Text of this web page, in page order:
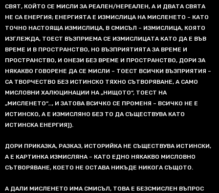
СВЯТ, КОЙТО СЕ МИСЛИ ЗА РЕАЛЕН/НЕРЕАЛЕН, А И ДВАТА СВЯТА
НЕ СА ЕНЕРГИЯ; ЕНЕРГИЯТА Е ИЗМИСЛИЦА НА МИСЛЕНЕТО – КАТО
ТОЧНО НАСТОЯЩА ИЗМИСЛИЦА, В СМИСЪЛ – ИЗМИСЛИЦА, КОЯТО
ИЗГЛЕЖДА, ТОЕСТ ВЪЗПРИЕМА СЕ ИЗМИСЛИЦАТА КАТО ДА Е ВЪВ
ВРЕМЕ И В ПРОСТРАНСТВО, НО ВЪЗПРИЯТИЯТА ЗА ВРЕМЕ И
ПРОСТРАНСТВО, И ОНЕЗИ БЕЗ ВРЕМЕ И ПРОСТРАНСТВО, ДОРИ ЗА
НЯКАКВО ГОВОРЕНЕ ДА СЕ МИСЛИ – ТОЕСТ ВСИЧКИ ВЪЗПРИЯТИЯ –
СА ТВОРЧЕСТВО БЕЗ ИСТИНСКО ТЯХНО СЪТВОРЯВАНЕ, А САМО
МИСЛОВНИ ХАЛЮЦИНАЦИИ НА „НИЩОТО“, ТОЕСТ НА
„МИСЛЕНЕТО“…, И ЗАТОВА ВСИЧКО СЕ ПРОМЕНЯ – ВСИЧКО НЕ Е
ИСТИНСКО, А Е ИЗМИСЛЯНО БЕЗ ТО ДА СЪЩЕСТВУВА КАТО
ИСТИНСКА ЕНЕРГИЯ]).
ДОРИ ПРИКАЗКА, РАЗКАЗ, ИСТОРИЙКА НЕ СЪЩЕСТВУВА ИСТИНСКИ,
А Е КАРТИНКА ИЗМИСЛЯНА – КАТО ЕДНО НЯКАКВО МИСЛОВНО
СЪТВОРЯВАНЕ, КОЕТО НЕ ОСТАВА НИКЪДЕ НИКОГА СЪЩОТО.
А ДАЛИ МИСЛЕНЕТО ИМА СМИСЪЛ, ТОВА Е БЕЗСМИСЛЕН ВЪПРОС